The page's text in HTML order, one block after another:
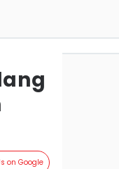
on Google